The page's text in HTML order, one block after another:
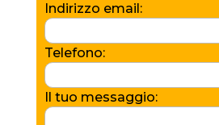
Indirizzo email:
Telefono:
Il tuo messaggio: